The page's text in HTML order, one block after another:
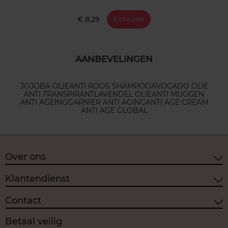
€ 8,29 Fiche zien
AANBEVELINGEN
JOJOBA OLIEANTI ROOS SHAMPOOAVOCADO OLIE
ANTI TRANSPIRANTLAVENDEL OLIEANTI MUGGEN
ANTI AGEINGGARNIER ANTI AGINGANTI AGE CREAM
ANTI AGE GLOBAL
Over ons
Klantendienst
Contact
Betaal veilig